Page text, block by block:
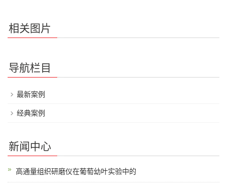
相关图片
导航栏目
最新案例
经典案例
新闻中心
高通量组织研磨仪在葡萄幼叶实验中的